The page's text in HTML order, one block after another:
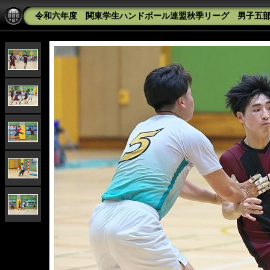
令和六年度 関東学生ハンドボール連盟秋季リーグ 男子